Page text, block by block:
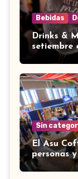
Bebidas
Drinks &
setiembre
Sin
El Asu
personas